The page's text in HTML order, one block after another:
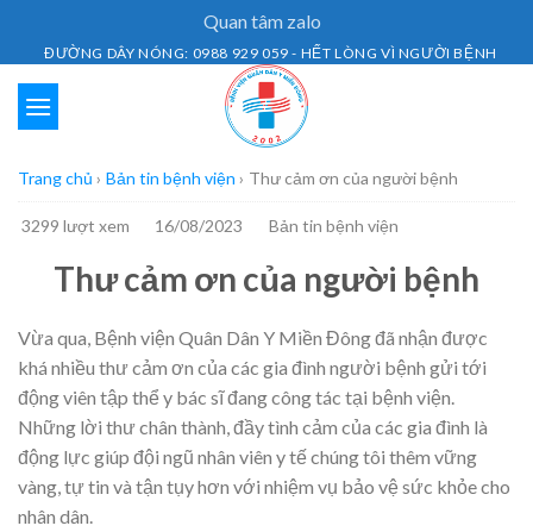
Quan tâm zalo
ĐƯỜNG DÂY NÓNG: 0988 929 059 - HẾT LÒNG VÌ NGƯỜI BỆNH
Trang chủ › Bản tin bệnh viện › Thư cảm ơn của người bệnh
3299 lượt xem 16/08/2023 Bản tin bệnh viện
Thư cảm ơn của người bệnh
Vừa qua, Bệnh viện Quân Dân Y Miền Đông đã nhận được
khá nhiều thư cảm ơn của các gia đình người bệnh gửi tới
động viên tập thể y bác sĩ đang công tác tại bệnh viện.
Những lời thư chân thành, đầy tình cảm của các gia đình là
động lực giúp đội ngũ nhân viên y tế chúng tôi thêm vững
vàng, tự tin và tận tụy hơn với nhiệm vụ bảo vệ sức khỏe cho
nhân dân.